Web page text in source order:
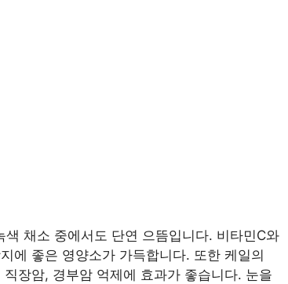
채소 중에서도 단연 으뜸입니다. 비타민C와
에 좋은 영양소가 가득합니다. 또한 케일의
장암, 경부암 억제에 효과가 좋습니다. 눈을